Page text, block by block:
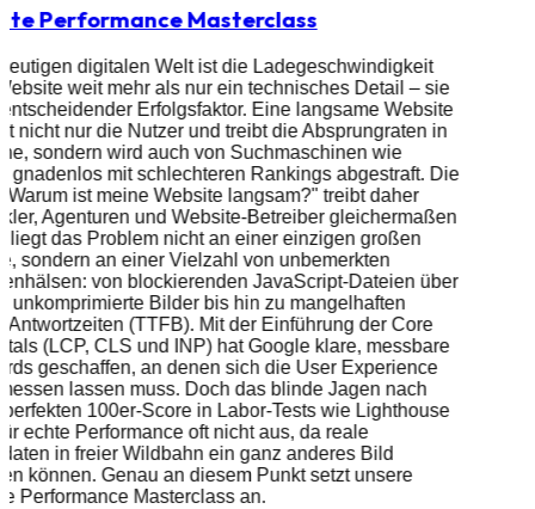
Performance Masterclass
digitalen Welt ist die Ladegeschwindigkeit
weit mehr als nur ein technisches Detail – sie
Erfolgsfaktor. Eine langsame Website
nicht nur die Nutzer und treibt die Absprungraten in
sondern wird auch von Suchmaschinen wie
gnadenlos mit schlechteren Rankings abgestraft. Die
ist meine Website langsam?" treibt daher
Agenturen und Website-Betreiber gleichermaßen
liegt das Problem nicht an einer einzigen großen
sondern an einer Vielzahl von unbemerkten
von blockierenden JavaScript-Dateien über
unkomprimierte Bilder bis hin zu mangelhaften
Antwortzeiten (TTFB). Mit der Einführung der Core
(LCP, CLS und INP) hat Google klare, messbare
geschaffen, an denen sich die User Experience
lassen muss. Doch das blinde Jagen nach
100er-Score in Labor-Tests wie Lighthouse
echte Performance oft nicht aus, da reale
in freier Wildbahn ein ganz anderes Bild
können. Genau an diesem Punkt setzt unsere
Performance Masterclass an.